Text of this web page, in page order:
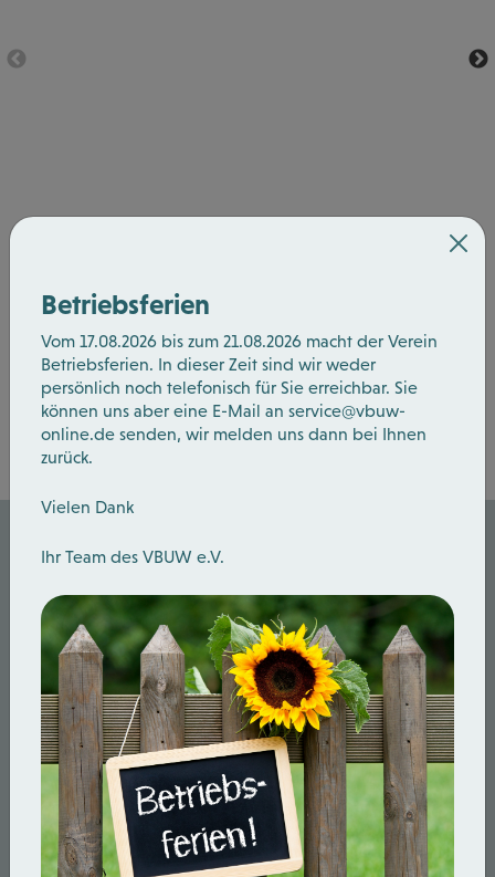
Zurück
Wir sindfür Sie Da.
Sie haben Fragen? Dann rufen Sie
unseinfach an oder schreiben Sie
uns eineE-Mail.
+49 (0) 30 33 77 19 96
Betriebsferien
Vom 17.08.2026 bis zum 21.08.2026 macht der Verein
Betriebsferien. In dieser Zeit sind wir weder
persönlich noch telefonisch für Sie erreichbar. Sie
können uns aber eine E-Mail an service@vbuw-
online.de senden, wir melden uns dann bei Ihnen
zurück.
Vielen Dank
Ihr Team des VBUW e.V.